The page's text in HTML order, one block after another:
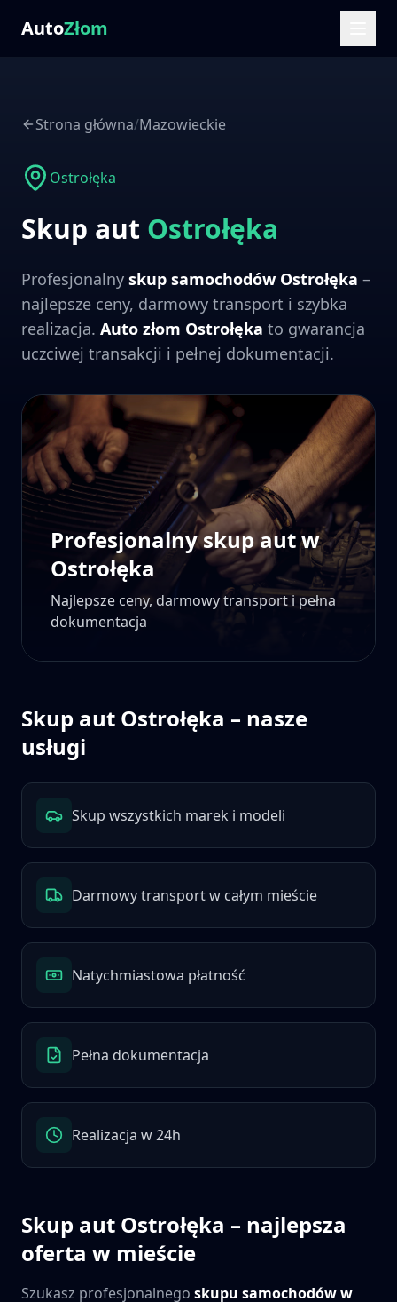
AutoZłom
Strona główna/Mazowieckie
Ostrołęka
Skup aut Ostrołęka
Profesjonalny skup samochodów Ostrołęka –
najlepsze ceny, darmowy transport i szybka
realizacja. Auto złom Ostrołęka to gwarancja
uczciwej transakcji i pełnej dokumentacji.
Profesjonalny skup aut w
Ostrołęka
Najlepsze ceny, darmowy transport i pełna
dokumentacja
Skup aut Ostrołęka – nasze
usługi
Skup wszystkich marek i modeli
Darmowy transport w całym mieście
Natychmiastowa płatność
Pełna dokumentacja
Realizacja w 24h
Skup aut Ostrołęka – najlepsza
oferta w mieście
Szukasz profesjonalnego skupu samochodów w